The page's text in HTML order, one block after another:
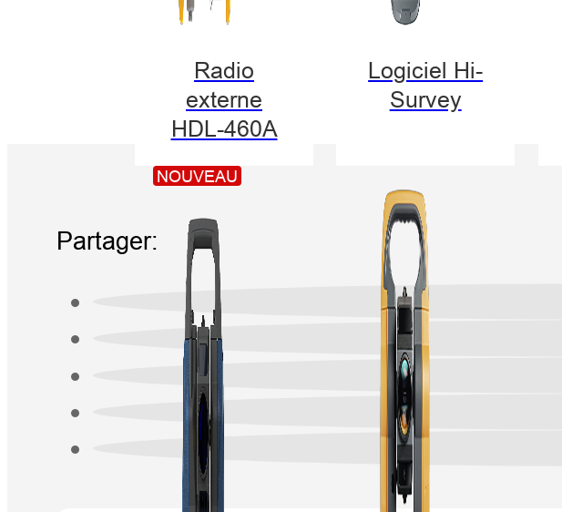
Radio
externe
HDL-460A
Logiciel Hi-
Survey
NOUVEAU
Partager: